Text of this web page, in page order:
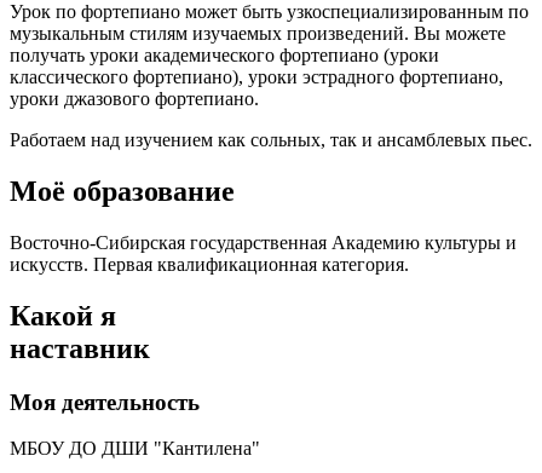
Урок по фортепиано может быть узкоспециализированным по
музыкальным стилям изучаемых произведений. Вы можете
получать уроки академического фортепиано (уроки
классического фортепиано), уроки эстрадного фортепиано,
уроки джазового фортепиано.
Работаем над изучением как сольных, так и ансамблевых пьес.
Моё образование
Восточно-Сибирская государственная Академию культуры и
искусств. Первая квалификационная категория.
Какой я
наставник
Моя деятельность
МБОУ ДО ДШИ "Кантилена"